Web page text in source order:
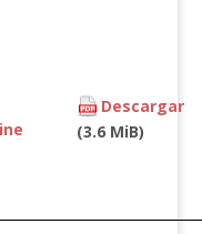
Descargar
(3.6 MiB)